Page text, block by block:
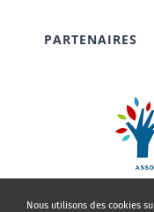
PARTENAIRES
Nous utilisons des cookies